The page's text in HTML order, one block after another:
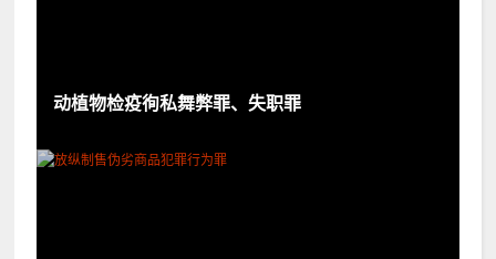
动植物检疫徇私舞弊罪、失职罪